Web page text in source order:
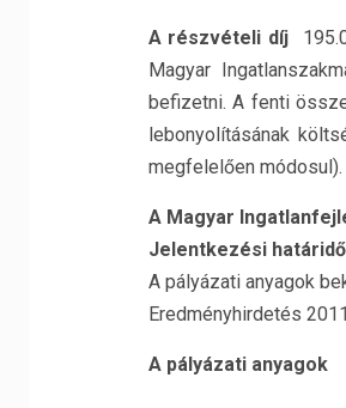
A részvételi díj
Magyar
befizetni. A fenti
lebonyolításának
megfelelően módosul).
A Magyar
Jelentkezési határidő
A pályázati anyagok
Eredményhirdetés
A pályázati anyagok